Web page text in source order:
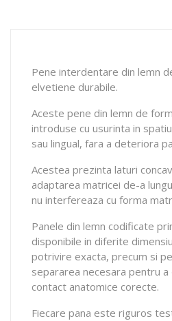
Pene interdentare din lemn
elvetiene durabile.
Aceste pene din lemn de
introduse cu usurinta in
sau lingual, fara a deteriora
Acestea prezinta laturi
adaptarea matricei de-a
nu interfereaza cu forma
Panele din lemn codificate
disponibile in diferite
potrivire exacta, precum si
separarea necesara pentru
contact anatomice corecte.
Fiecare pana este riguros